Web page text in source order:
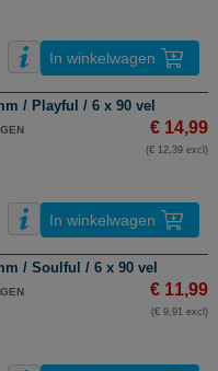
In winkelwagen
/ Playful / 6 x 90 vel
€ 14,99
(€ 12,39 excl)
In winkelwagen
/ Soulful / 6 x 90 vel
€ 11,99
(€ 9,91 excl)